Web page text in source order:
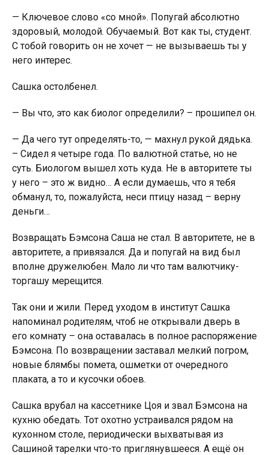
— Ключевое слово «со мной». Попугай абсолютно
здоровый, молодой. Обучаемый. Вот как ты, студент.
С тобой говорить он не хочет — не вызываешь ты у
него интерес.
Сашка остолбенел.
— Вы что, это как биолог определили? – прошипел он.
— Да чего тут определять-то, — махнул рукой дядька.
– Сидел я четыре года. По валютной статье, но не
суть. Биологом вышел хоть куда. Не в авторитете ты
у него – это ж видно… А если думаешь, что я тебя
обманул, то, пожалуйста, неси птицу назад – верну
деньги…
Возвращать Бэмсона Саша не стал. В авторитете, не в
авторитете, а привязался. Да и попугай на вид был
вполне дружелюбен. Мало ли что там валютчику-
торгашу мерещится.
Так они и жили. Перед уходом в институт Сашка
напоминал родителям, чтоб не открывали дверь в
его комнату – она оставалась в полное распоряжение
Бэмсона. По возвращении заставал мелкий погром,
новые блямбы помета, ошметки от очередного
плаката, а то и кусочки обоев.
Сашка врубал на кассетнике Цоя и звал Бэмсона на
кухню обедать. Тот охотно устраивался рядом на
кухонном столе, периодически выхватывая из
Сашиной тарелки что-то приглянувшееся. А ещё он